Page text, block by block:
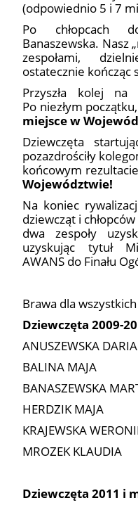
(odpowiednio 5 i 7
Po chłopcach
Banaszewska. Nasz
zespołami,
ostatecznie kończąc
Przyszła kolej na
Po niezłym
miejsce w
Dziewczęta
pozazdrościły
końcowym
Województwie!
Na koniec
dziewcząt i
dwa zespoły
uzyskując tytuł
AWANS do Finału
Brawa dla
Dziewczęta 2009-
ANUSZEWSKA DARIA
BALINA MAJA
BANASZEWSKA
HERDZIK MAJA
KRAJEWSKA
MROZEK KLAUDIA
Dziewczęta 2011 i